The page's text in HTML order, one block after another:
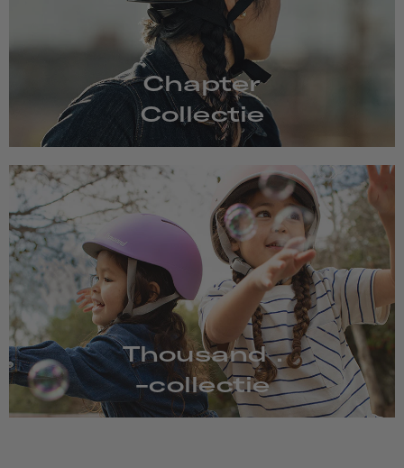
Chapter
Collectie
Thousand .
-collectie